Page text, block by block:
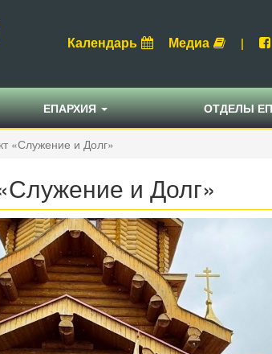
Календарь Медиа |
ЕПАРХИЯ ОТДЕЛЫ
«Служение и Долг»
и Долг»